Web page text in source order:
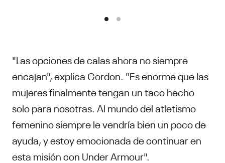
"Las opciones de calas ahora no siempre
encajan", explica Gordon. "Es enorme que las
mujeres finalmente tengan un taco hecho
solo para nosotras. Al mundo del atletismo
femenino siempre le vendría bien un poco de
ayuda, y estoy emocionada de continuar en
esta misión con Under Armour".